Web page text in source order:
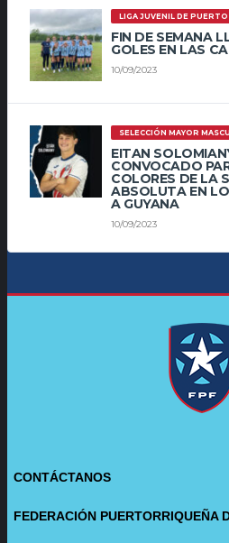
LIGA JUVENIL DE PUERTO
FIN DE SEMANA
GOLES EN LAS
10/09/2023
SELECCIÓN MAYOR
EITAN
CONVOCADO
COLORES DE LA
ABSOLUTA EN
A GUYANA
10/09/2023
CONTÁCTANOS
FEDERACIÓN PUERTORRIQUEÑA